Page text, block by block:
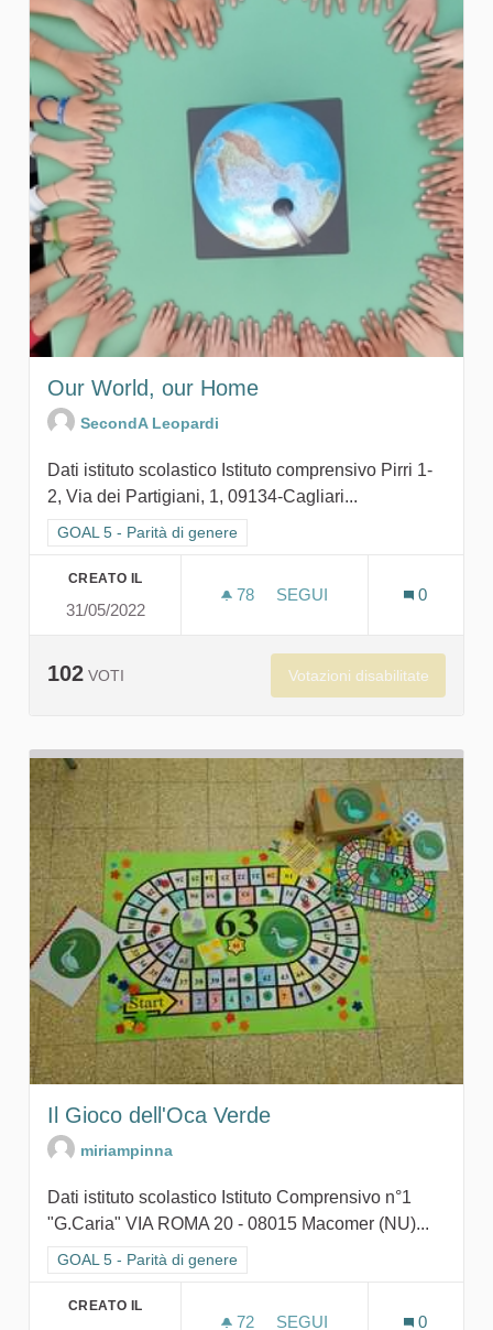
Our World, our Home
SecondA Leopardi
Dati istituto scolastico Istituto comprensivo Pirri 1-
2, Via dei Partigiani, 1, 09134-Cagliari...
Filtra i risultati per categoria: GOAL 5 - Parità di genere
GOAL 5 - Parità di genere
CREATO IL
31/05/2022
78 78 SOSTENITORI
SEGUI
0
102 VOTI Votazioni disabilitate
Il Gioco dell'Oca Verde
miriampinna
Dati istituto scolastico Istituto Comprensivo n°1
"G.Caria" VIA ROMA 20 - 08015 Macomer (NU)...
Filtra i risultati per categoria: GOAL 5 - Parità di genere
GOAL 5 - Parità di genere
CREATO IL
72 72 SOSTENITORI
SEGUI
0